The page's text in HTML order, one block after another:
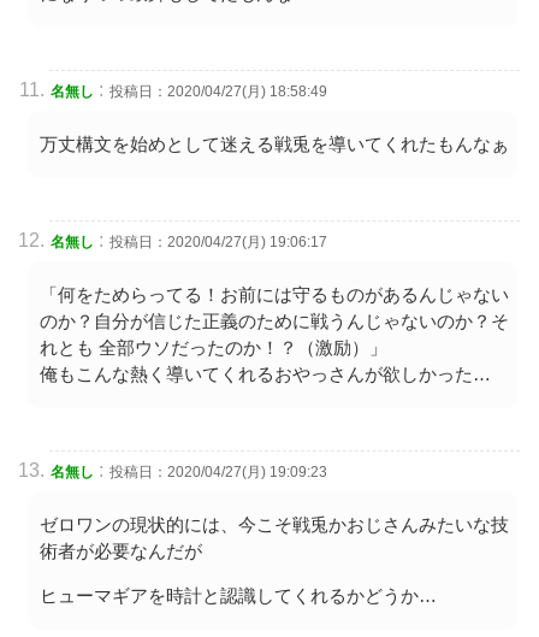
名無し : 投稿日：2020/04/27(月) 18:58:49
万丈構文を始めとして迷える戦兎を導いてくれたもんなぁ
名無し : 投稿日：2020/04/27(月) 19:06:17
「何をためらってる！お前には守るものがあるんじゃない
のか？自分が信じた正義のために戦うんじゃないのか？そ
れとも 全部ウソだったのか！？（激励）」
俺もこんな熱く導いてくれるおやっさんが欲しかった…
名無し : 投稿日：2020/04/27(月) 19:09:23
ゼロワンの現状的には、今こそ戦兎かおじさんみたいな技
術者が必要なんだが
ヒューマギアを時計と認識してくれるかどうか…